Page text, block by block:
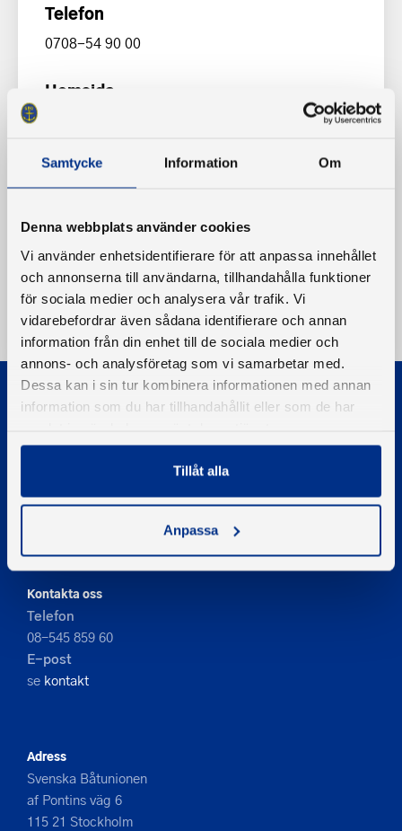
Samtycke Information Om
Denna webbplats använder cookies
Vi använder enhetsidentifierare för att anpassa innehållet
och annonserna till användarna, tillhandahålla funktioner
för sociala medier och analysera vår trafik. Vi
vidarebefordrar även sådana identifierare och annan
information från din enhet till de sociala medier och
annons- och analysföretag som vi samarbetar med.
Dessa kan i sin tur kombinera informationen med annan
information som du har tillhandahållit eller som de har
Tillåt alla
Anpassa
Telefon
0708-54 90 00
Hemsida
Information om cookies
Kontakta oss
Telefon
08-545 859 60
E-post
se kontakt
Adress
Svenska Båtunionen
af Pontins väg 6
115 21 Stockholm